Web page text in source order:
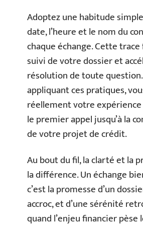
Adoptez une habitude
date, l’heure et le nom du
chaque échange. Cette
suivi de votre dossier et
résolution de toute
appliquant ces pratiques,
réellement votre
le premier appel jusqu’à la
de votre projet de crédit.
Au bout du fil, la clarté et la
la différence. Un échange
c’est la promesse d’un
accroc, et d’une sérénité
quand l’enjeu financier pèse